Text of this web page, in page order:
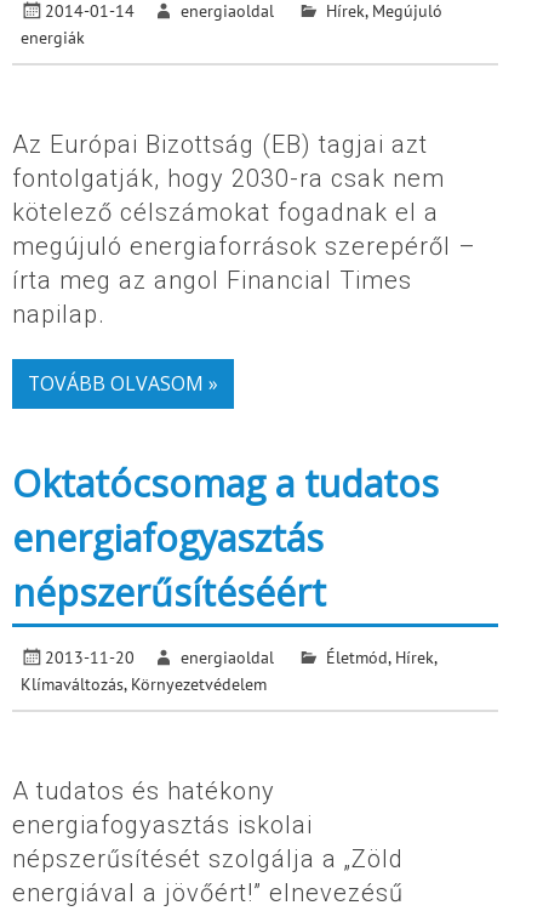
2014-01-14 energiaoldal Hírek, Megújuló
energiák
Az Európai Bizottság (EB) tagjai azt
fontolgatják, hogy 2030-ra csak nem
kötelező célszámokat fogadnak el a
megújuló energiaforrások szerepéről –
írta meg az angol Financial Times
napilap.
TOVÁBB OLVASOM »
Oktatócsomag a tudatos
energiafogyasztás
népszerűsítéséért
2013-11-20 energiaoldal Életmód, Hírek,
Klímaváltozás, Környezetvédelem
A tudatos és hatékony
energiafogyasztás iskolai
népszerűsítését szolgálja a „Zöld
energiával a jövőért!” elnevezésű